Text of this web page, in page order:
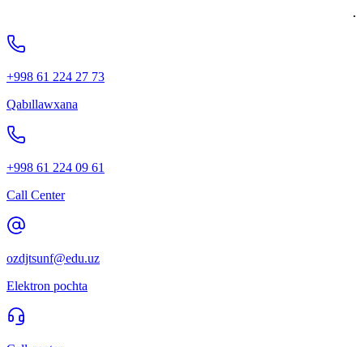
.
+998 61 224 27 73
Qabıllawxana
+998 61 224 09 61
Call Center
ozdjtsunf@edu.uz
Elektron pochta